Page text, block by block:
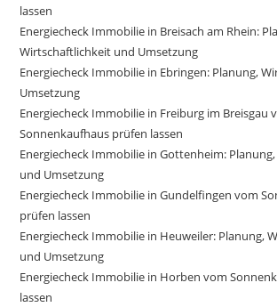
lassen
Energiecheck Immobilie in Breisach am Rhein:
Wirtschaftlichkeit und Umsetzung
Energiecheck Immobilie in Ebringen: Planung,
Umsetzung
Energiecheck Immobilie in Freiburg im Breisgau
Sonnenkaufhaus prüfen lassen
Energiecheck Immobilie in Gottenheim:
und Umsetzung
Energiecheck Immobilie in Gundelfingen vom
prüfen lassen
Energiecheck Immobilie in Heuweiler: Planung,
und Umsetzung
Energiecheck Immobilie in Horben vom
lassen